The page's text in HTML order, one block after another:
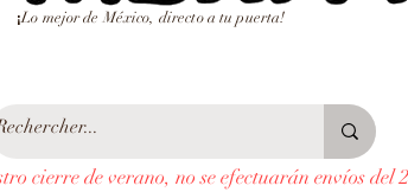
¡Lo mejor de México, directo a tu puerta!
cierre de verano, no se efectuarán envíos del